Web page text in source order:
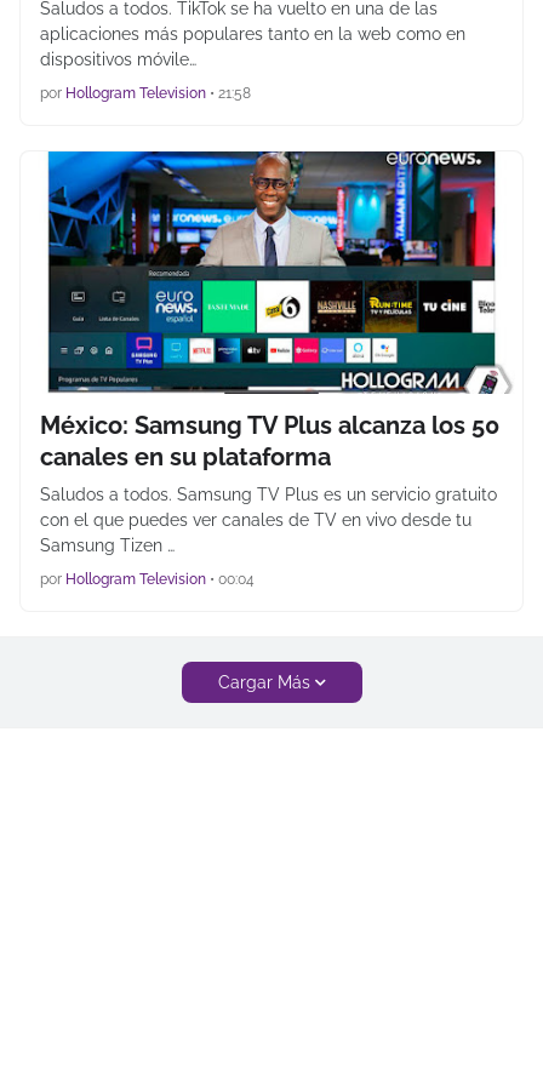
Saludos a todos. TikTok se ha vuelto en una de las
aplicaciones más populares tanto en la web como en
dispositivos móvile…
por Hollogram Television • 21:58
México: Samsung TV Plus alcanza los 50
canales en su plataforma
Saludos a todos. Samsung TV Plus es un servicio gratuito
con el que puedes ver canales de TV en vivo desde tu
Samsung Tizen …
por Hollogram Television • 00:04
Cargar Más